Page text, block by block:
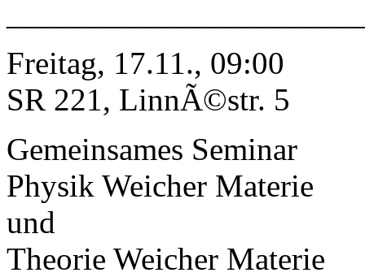
Freitag, 17.11., 09:00
SR 221, LinnÃ©str. 5
Gemeinsames Seminar
Physik Weicher Materie
und
Theorie Weicher Materie